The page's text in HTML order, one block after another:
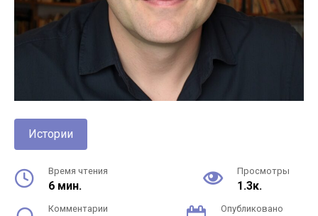
Истории
Время чтения
6 мин.
Просмотры
1.3к.
Комментарии Опубликовано